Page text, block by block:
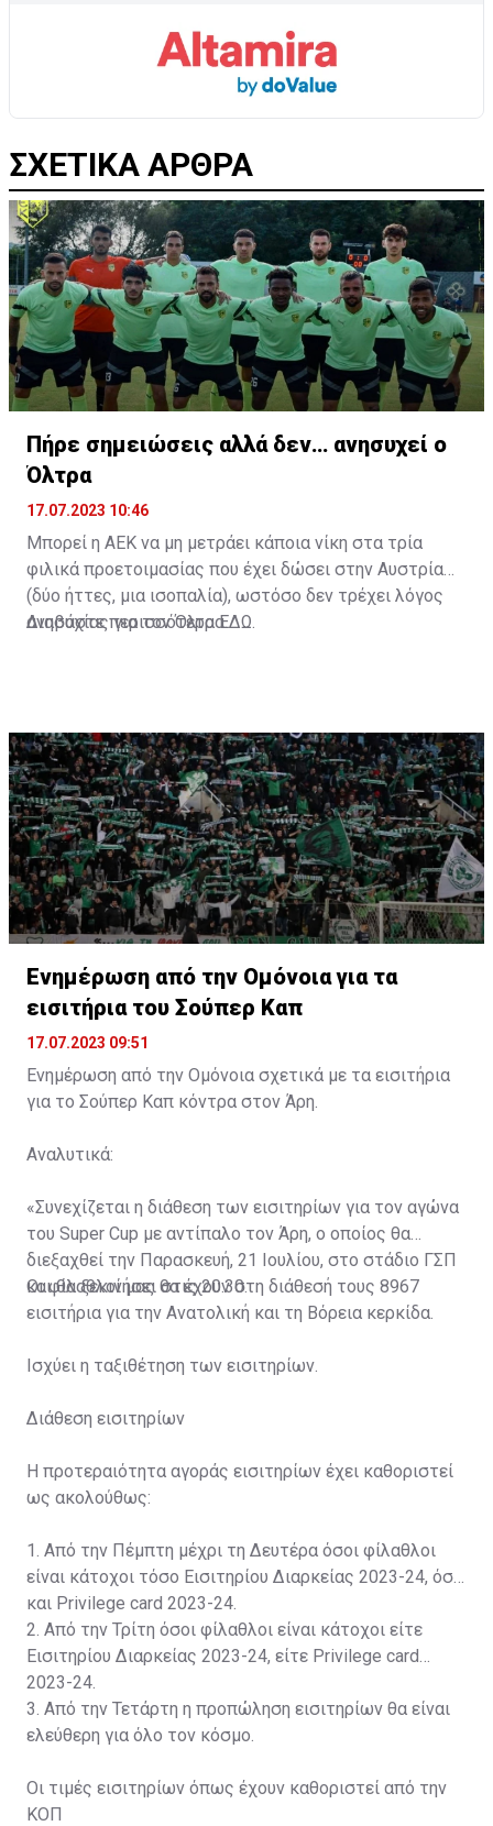
ΣΧΕΤΙΚΑ ΑΡΘΡΑ
Πήρε σημειώσεις αλλά δεν… ανησυχεί ο
Όλτρα
17.07.2023 10:46
Μπορεί η ΑΕΚ να μη μετράει κάποια νίκη στα τρία
φιλικά προετοιμασίας που έχει δώσει στην Αυστρία
(δύο ήττες, μια ισοπαλία), ωστόσο δεν τρέχει λόγος
ανησυχίας για τον Όλτρα.
Διαβάστε περισσότεραΕΔΩ
Ενημέρωση από την Ομόνοια για τα
εισιτήρια του Σούπερ Καπ
17.07.2023 09:51
Ενημέρωση από την Ομόνοια σχετικά με τα εισιτήρια
για το Σούπερ Καπ κόντρα στον Άρη.
Αναλυτικά:
«Συνεχίζεται η διάθεση των εισιτηρίων για τον αγώνα
του Super Cup με αντίπαλο τον Άρη, ο οποίος θα
διεξαχθεί την Παρασκευή, 21 Ιουλίου, στο στάδιο ΓΣΠ
και θα ξεκινήσει στις 20:30.
Οι φίλαθλοί μας θα έχουν στη διάθεσή τους 8967
εισιτήρια για την Ανατολική και τη Βόρεια κερκίδα.
Ισχύει η ταξιθέτηση των εισιτηρίων.
Διάθεση εισιτηρίων
Η προτεραιότητα αγοράς εισιτηρίων έχει καθοριστεί
ως ακολούθως:
1. Από την Πέμπτη μέχρι τη Δευτέρα όσοι φίλαθλοι
είναι κάτοχοι τόσο Εισιτηρίου Διαρκείας 2023-24, όσο
και Privilege card 2023-24.
2. Από την Τρίτη όσοι φίλαθλοι είναι κάτοχοι είτε
Εισιτηρίου Διαρκείας 2023-24, είτε Privilege card
2023-24.
3. Από την Τετάρτη η προπώληση εισιτηρίων θα είναι
ελεύθερη για όλο τον κόσμο.
Οι τιμές εισιτηρίων όπως έχουν καθοριστεί από την
ΚΟΠ